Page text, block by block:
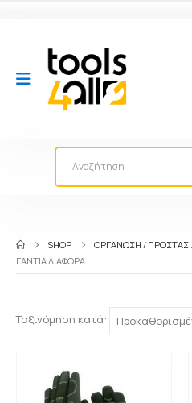
SHOP ΟΡΓΑΝΩΣΗ /
ΓΆΝΤΙΑ ΔΙΆΦΟΡΑ
Ταξινόμηση κατά: